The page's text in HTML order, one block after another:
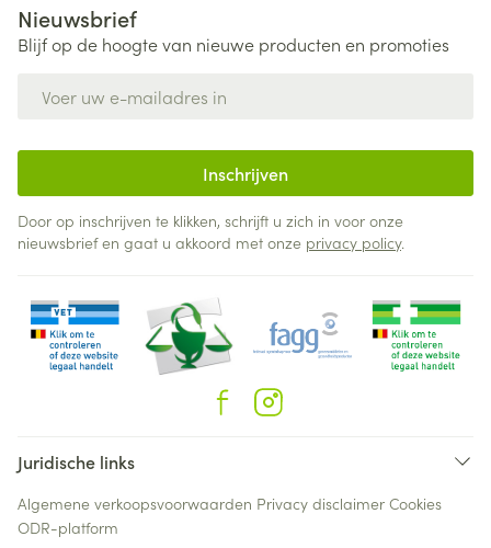
Nieuwsbrief
Blijf op de hoogte van nieuwe producten en promoties
Inschrijven
Door op inschrijven te klikken, schrijft u zich in voor onze
nieuwsbrief en gaat u akkoord met onze privacy policy.
Juridische links
Algemene verkoopsvoorwaarden Privacy disclaimer Cookies
ODR-platform